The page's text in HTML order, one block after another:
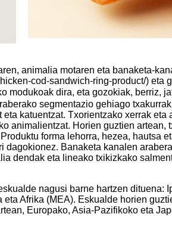
animalia motaren eta banaketa-
cod-sandwich-ring-product/)
modukoak dira, eta gozokiak, berriz,
segmentazio gehiago
katuentzat. Txorientzako xerrak
animalientzat. Horien guztien
forma lehorra, hezea, hautsa
Banaketa kanalen
dendak eta lineako txikizkako
nagusi barne hartzen
Afrika (MEA). Eskualde horien
Europako, Asia-Pazifikoko eta